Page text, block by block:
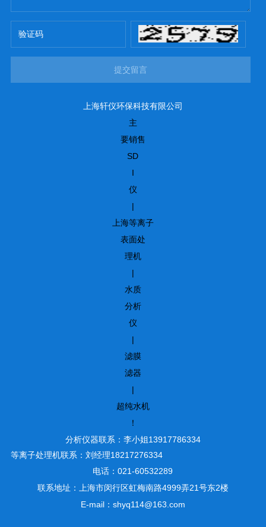
提交留言
上海轩仪环保科技有限公司
主
要销售
SD
I
仪
|
上海等离子
表面处
理机
|
水质
分析
仪
|
滤膜
滤器
|
超纯水机
！
分析仪器联系：李小姐13917786334
等离子处理机联系：刘经理18217276334
电话：021-60532289
联系地址：上海市闵行区虹梅南路4999弄21号东2楼
E-mail：shyq114@163.com